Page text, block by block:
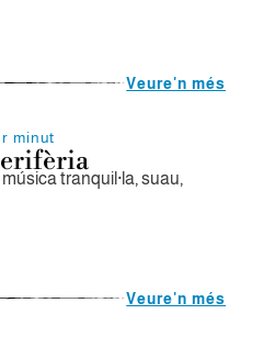
Veure'n més
minut
tranquil·la, suau,
Veure'n més